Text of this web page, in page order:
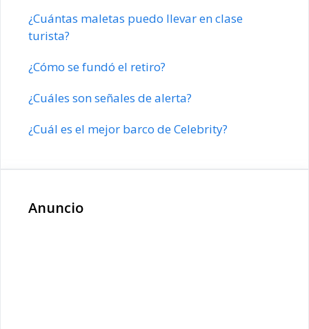
¿Cuántas maletas puedo llevar en clase
turista?
¿Cómo se fundó el retiro?
¿Cuáles son señales de alerta?
¿Cuál es el mejor barco de Celebrity?
Anuncio